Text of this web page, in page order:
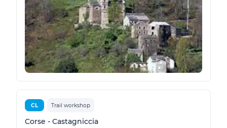
CL Trail workshop
Corse - Castagniccia